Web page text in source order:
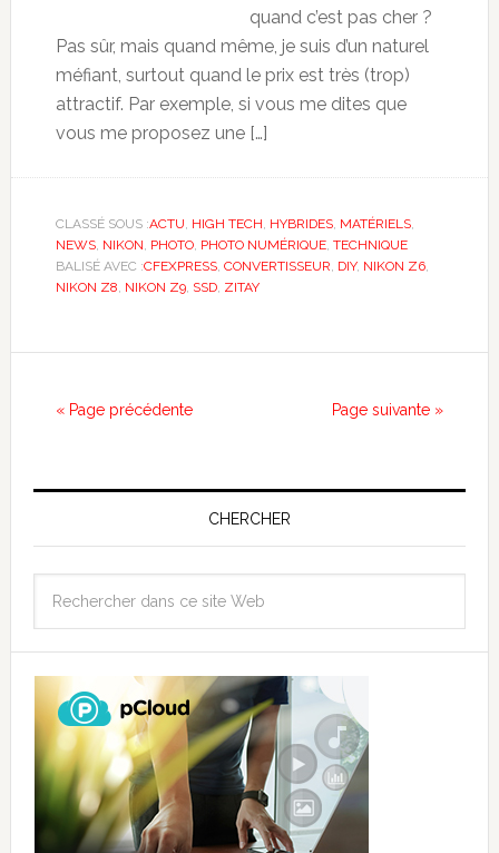
quand c’est pas cher ?
Pas sûr, mais quand même, je suis d’un naturel
méfiant, surtout quand le prix est très (trop)
attractif. Par exemple, si vous me dites que
vous me proposez une […]
CLASSÉ SOUS :ACTU HIGH TECH HYBRIDES, MATÉRIELS,
NEWS, NIKON PHOTO, PHOTO NUMÉRIQUE, TECHNIQUE
BALISÉ AVEC :CFEXPRESS, CONVERTISSEUR DIY, NIKON Z6,
NIKON Z8 NIKON Z9, SSD, ZITAY
« Page précédente Page suivante »
CHERCHER